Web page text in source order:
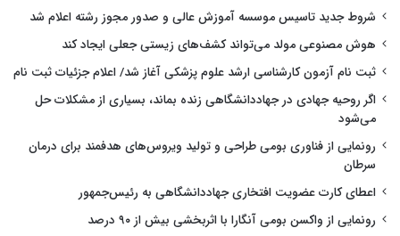
شروط جدید تاسیس موسسه آموزش عالی و صدور مجوز رشته اعلام شد
هوش مصنوعی مولد می‌تواند کشف‌های زیستی جعلی ایجاد کند
ثبت نام آزمون کارشناسی ارشد علوم پزشکی آغاز شد/ اعلام جزئیات ثبت نام
اگر روحیه جهادی در جهاددانشگاهی زنده بماند، بسیاری از مشکلات حل
می‌شود
رونمایی از فناوری بومی طراحی و تولید ویروس‌های هدفمند برای درمان
سرطان
اعطای کارت عضویت افتخاری جهاددانشگاهی به رئیس‌جمهور
رونمایی از واکسن بومی آنگارا با اثربخشی بیش از ۹۰ درصد